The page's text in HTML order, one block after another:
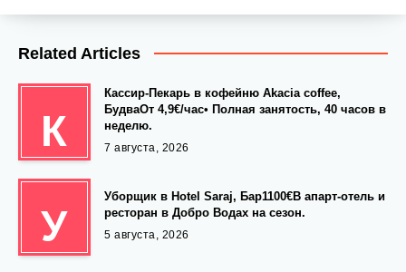
Related Articles
К
Кассир-Пекарь в кофейню Akacia coffee,
БудваОт 4,9€/час• Полная занятость, 40 часов в
неделю.
7 августа, 2026
У
Уборщик в Hotel Saraj, Бар1100€В апарт-отель и
ресторан в Добро Водах на сезон.
5 августа, 2026